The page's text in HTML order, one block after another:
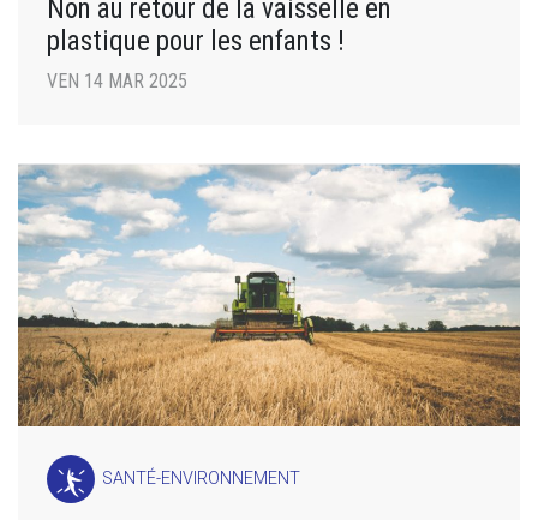
Non au retour de la vaisselle en
plastique pour les enfants !
VEN 14 MAR 2025
SANTÉ-ENVIRONNEMENT